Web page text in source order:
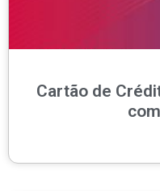
Cartão de